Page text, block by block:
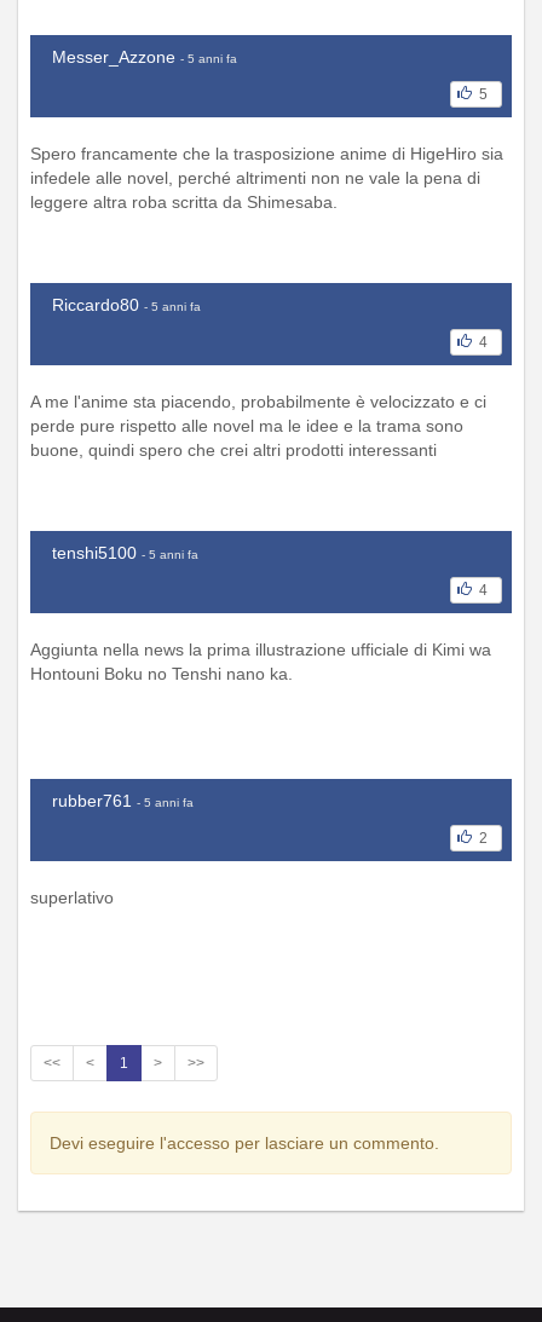
Messer_Azzone - 5 anni fa
5
Spero francamente che la trasposizione anime di HigeHiro sia
infedele alle novel, perché altrimenti non ne vale la pena di
leggere altra roba scritta da Shimesaba.
Riccardo80 - 5 anni fa
4
A me l'anime sta piacendo, probabilmente è velocizzato e ci
perde pure rispetto alle novel ma le idee e la trama sono
buone, quindi spero che crei altri prodotti interessanti
tenshi5100 - 5 anni fa
4
Aggiunta nella news la prima illustrazione ufficiale di Kimi wa
Hontouni Boku no Tenshi nano ka.
rubber761 - 5 anni fa
2
superlativo
<< < 1 > >>
Devi eseguire l'accesso per lasciare un commento.